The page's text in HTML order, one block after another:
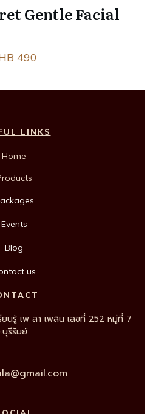
Gentle Facial
490
LINKS
Home
Events
Blog
us
ยนรู้ เพ ลา เพลิน เลขที่ 252 หมู่ที่ 7
รีรัมย์